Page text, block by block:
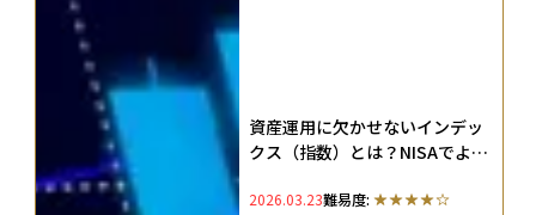
資産運用に欠かせないインデッ
クス（指数）とは？NISAでよく
解説
2026.03.23難易度: